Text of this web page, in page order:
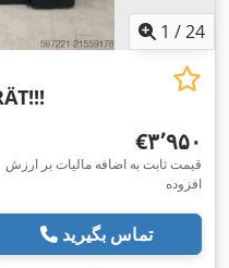
1 /24
‎€۳٬۹۵۰
قیمت ثابت به اضافه مالیات بر ارزش
افزوده
تماس بگیرید